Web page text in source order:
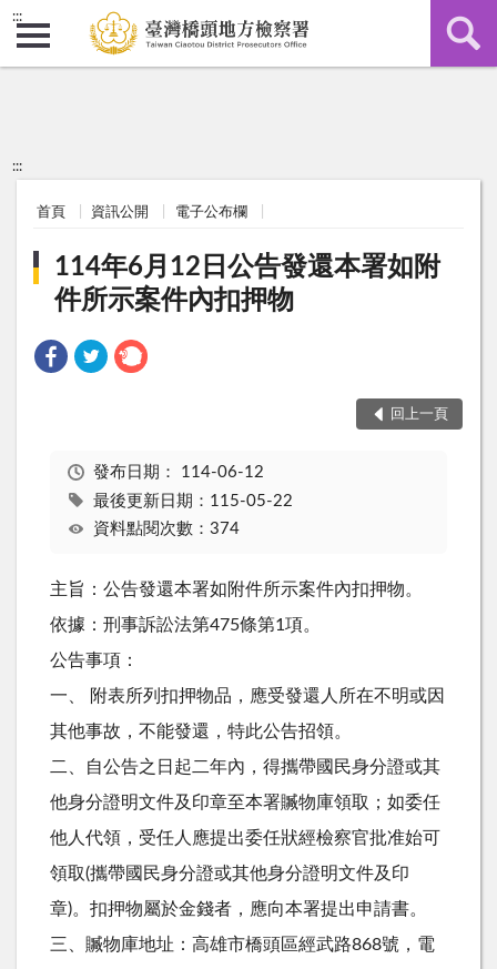
:::
:::
首頁 資訊公開 電子公布欄
114年6月12日公告發還本署如附
件所示案件內扣押物
回上一頁
發布日期： 114-06-12
最後更新日期：115-05-22
資料點閱次數：374
主旨：公告發還本署如附件所示案件內扣押物。
依據：刑事訴訟法第475條第1項。
公告事項：
一、 附表所列扣押物品，應受發還人所在不明或因
其他事故，不能發還，特此公告招領。
二、自公告之日起二年內，得攜帶國民身分證或其
他身分證明文件及印章至本署贓物庫領取；如委任
他人代領，受任人應提出委任狀經檢察官批准始可
領取(攜帶國民身分證或其他身分證明文件及印
章)。扣押物屬於金錢者，應向本署提出申請書。
三、贓物庫地址：高雄市橋頭區經武路868號，電